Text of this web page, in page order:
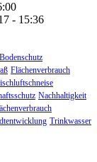
- 15:36
Bodenschutz
Flächenverbrauch
Nachhaltigkeit
Trinkwasser